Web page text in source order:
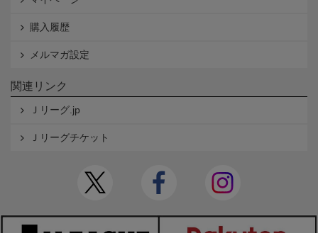
購入履歴
メルマガ設定
関連リンク
Ｊリーグ.jp
Ｊリーグチケット